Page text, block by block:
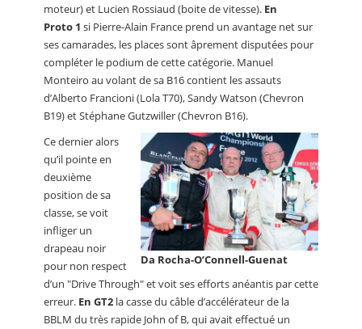
moteur) et Lucien Rossiaud (boite de vitesse). En
Proto 1 si Pierre-Alain France prend un avantage net sur
ses camarades, les places sont âprement disputées pour
compléter le podium de cette catégorie. Manuel
Monteiro au volant de sa B16 contient les assauts
d’Alberto Francioni (Lola T70), Sandy Watson (Chevron
B19) et Stéphane Gutzwiller (Chevron B16).
Da Rocha-O’Connell-Guenat
Ce dernier alors
qu’il pointe en
deuxième
position de sa
classe, se voit
infliger un
drapeau noir
pour non respect
d’un "Drive Through" et voit ses efforts anéantis par cette
erreur. En GT2 la casse du câble d’accélérateur de la
BBLM du très rapide John of B, qui avait effectué un